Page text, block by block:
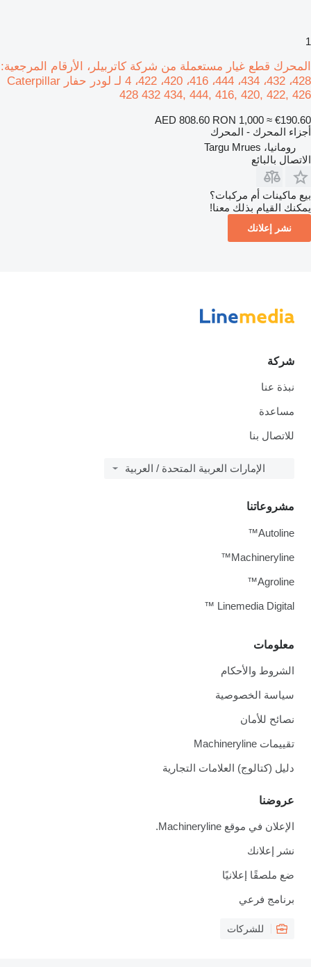
1
المحرك قطع غيار مستعملة من شركة كاتربيلر، الأرقام المرجعية:
428، 432، 434، 444، 416، 420، 422، 4 لـ لودر حفار Caterpillar
428 432 434, 444, 416, 420, 422, 426
AED 808.60 RON 1,000 ≈ €190.60
أجزاء المحرك - المحرك
رومانيا، Targu Mrues
الاتصال بالبائع
بيع ماكينات أم مركبات؟
يمكنك القيام بذلك معنا!
نشر إعلانك
شركة
نبذة عنا
مساعدة
للاتصال بنا
الإمارات العربية المتحدة / العربية
معلومات
الشروط والأحكام
سياسة الخصوصية
نصائح للأمان
تقييمات Machineryline
دليل (كتالوج) العلامات التجارية
عروضنا
الإعلان في موقع Machineryline.
نشر إعلانك
ضع ملصقًا إعلانيًا
برنامج فرعي
للشركات
مشروعاتنا
Autoline™
Machineryline™
Agroline™
Linemedia Digital ™